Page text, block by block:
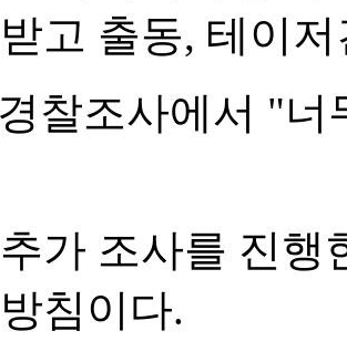
고 출동, 테이
찰조사에서 "
가 조사를 진행
침이다.